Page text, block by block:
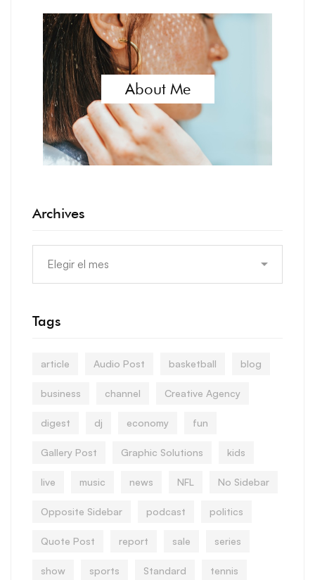
About Me
Archives
Tags
article Audio Post basketball blog
business channel Creative Agency
digest dj economy fun
Gallery Post Graphic Solutions kids
live music news NFL No Sidebar
Opposite Sidebar podcast politics
Quote Post report sale series
show sports Standard tennis